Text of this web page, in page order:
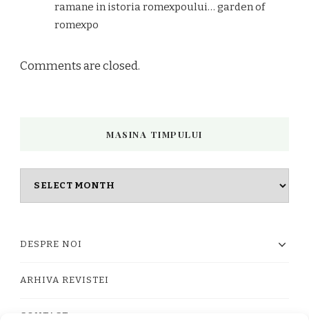
ramane in istoria romexpoului… garden of
romexpo
Comments are closed.
MASINA TIMPULUI
DESPRE NOI
ARHIVA REVISTEI
CONTACT